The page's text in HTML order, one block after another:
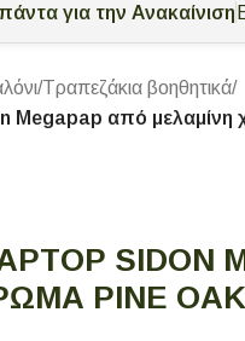
για την Ανακαίνιση
/Τραπεζάκια βοηθητικά/
Megapap από μελαμίνη
SIDON
PINE OAK